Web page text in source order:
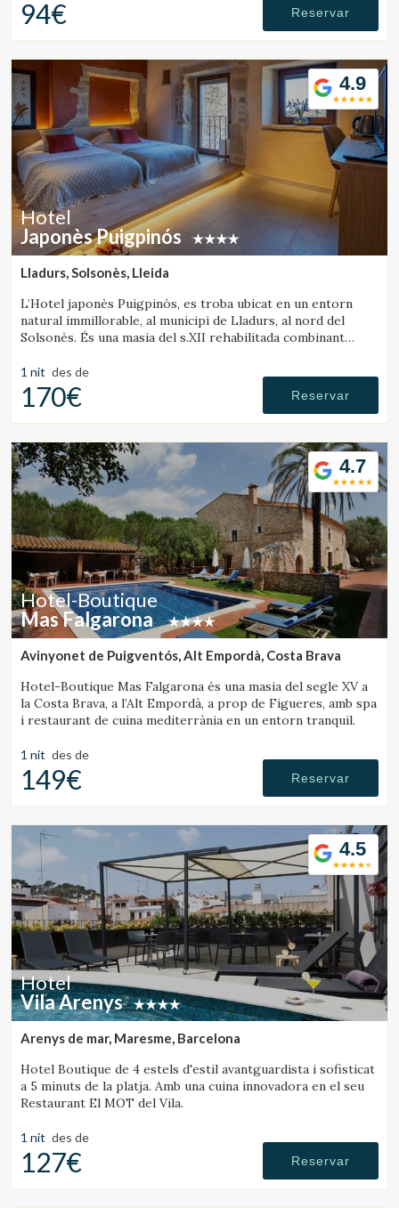
Verificar localitzador
94€ Reservar
4.9
Hotel
Japonès Puigpinós
Lladurs, Solsonès, Lleida
L’Hotel japonès Puigpinós, es troba ubicat en un entorn
natural immillorable, al municipi de Lladurs, al nord del
Solsonès. És una masia del s.XII rehabilitada combinant
l’ambientació minimalista i elegant de l’estil japonès.
1 nit des de
170€ Reservar
4.7
Hotel-Boutique
Mas Falgarona
Avinyonet de Puigventós, Alt Empordà, Costa Brava
Hotel-Boutique Mas Falgarona és una masia del segle XV a
la Costa Brava, a l’Alt Empordà, a prop de Figueres, amb spa
i restaurant de cuina mediterrània en un entorn tranquil.
1 nit des de
149€ Reservar
4.5
Hotel
Vila Arenys
Arenys de mar, Maresme, Barcelona
Hotel Boutique de 4 estels d'estil avantguardista i sofisticat
a 5 minuts de la platja. Amb una cuina innovadora en el seu
Restaurant El MOT del Vila.
1 nit des de
127€ Reservar